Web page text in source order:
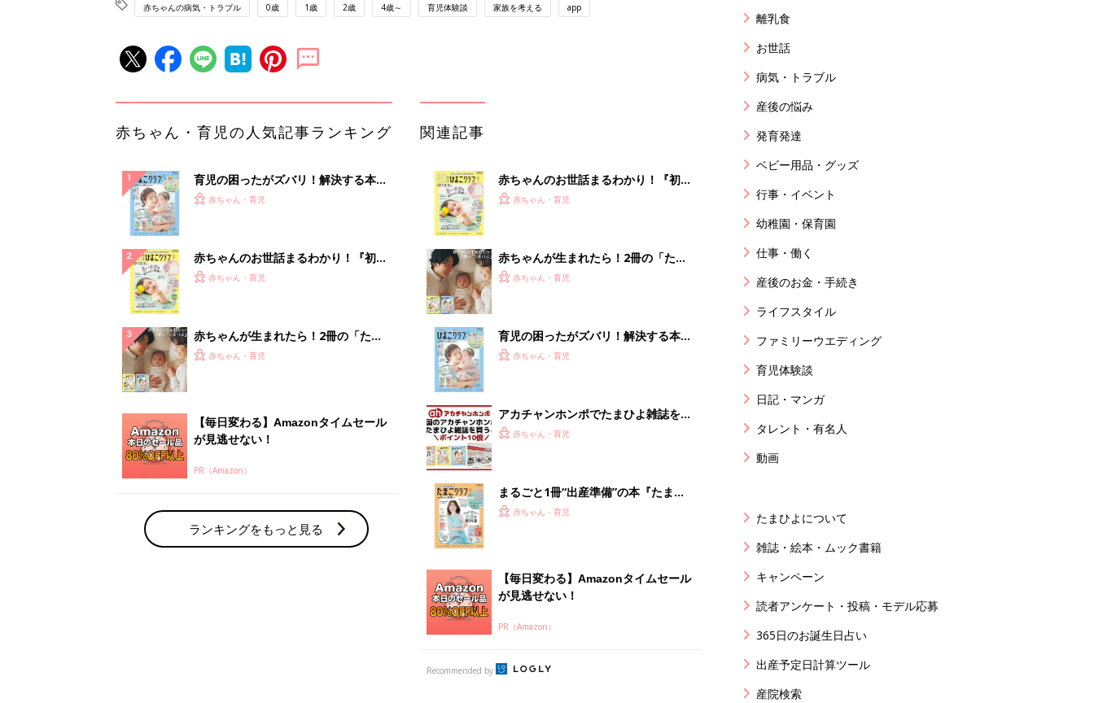
赤ちゃんの病気・トラブル 0歳 1歳 2歳 4歳～ 育児体験談 家族を考える app
赤ちゃん・育児の人気記事ランキング
育児の困ったがズバリ！解決する本
『ひよこクラブ 夏号』 4カ月～2才
赤ちゃん・育児
赤ちゃんのお世話まるわかり！『初め
てのひよこクラブ 夏号』〈巻頭大特
赤ちゃん・育児
赤ちゃんが生まれたら！2冊の「たま
ひよ」
赤ちゃん・育児
【毎日変わる】Amazonタイムセール
が見逃せない！
PR（Amazon）
ランキングをもっと見る
関連記事
赤ちゃんのお世話まるわかり！『初め
てのひよこクラブ 夏号』〈巻頭大特
赤ちゃん・育児
赤ちゃんが生まれたら！2冊の「たま
ひよ」
赤ちゃん・育児
育児の困ったがズバリ！解決する本
『ひよこクラブ 秋号』 4カ月～2才
赤ちゃん・育児
アカチャンホンポでたまひよ雑誌を買
うとポイント10倍【期間限定】
赤ちゃん・育児
まるごと1冊“出産準備”の本『たまご
クラブ 夏号』〈スペシャル大特集〉
赤ちゃん・育児
【毎日変わる】Amazonタイムセール
が見逃せない！
PR（Amazon）
Recommended by
離乳食
お世話
病気・トラブル
産後の悩み
発育発達
ベビー用品・グッズ
行事・イベント
幼稚園・保育園
仕事・働く
産後のお金・手続き
ライフスタイル
ファミリーウエディング
育児体験談
日記・マンガ
タレント・有名人
動画
たまひよについて
雑誌・絵本・ムック書籍
キャンペーン
読者アンケート・投稿・モデル応募
365日のお誕生日占い
出産予定日計算ツール
産院検索